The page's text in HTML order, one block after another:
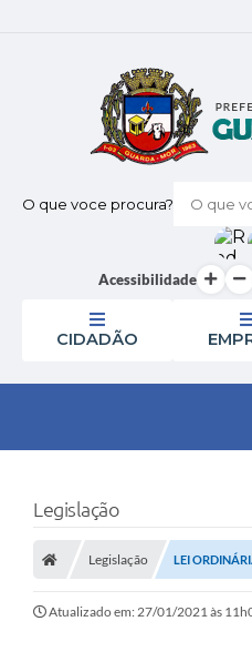
O que voce procura?
Acessibilidade
CIDADÃO
Legislação
Legislação LEI
Atualizado em: 27/01/2021 às